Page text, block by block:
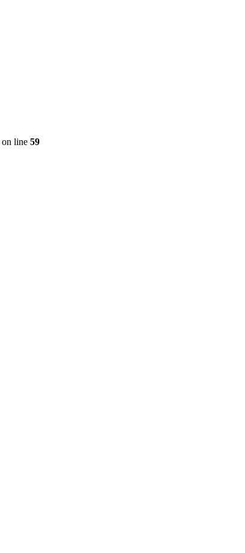
on line 59